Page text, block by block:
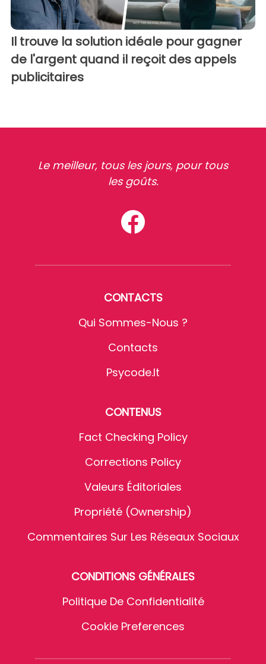
Il trouve la solution idéale pour gagner
de l'argent quand il reçoit des appels
publicitaires
Le meilleur, tous les jours, pour tous
les goûts.
CONTACTS
Qui Sommes-Nous ?
Contacts
Psycode.it
CONTENUS
Fact Checking Policy
Corrections Policy
Valeurs Éditoriales
Propriété (Ownership)
Commentaires Sur Les Réseaux Sociaux
CONDITIONS GÉNÉRALES
Politique De Confidentialité
Cookie Preferences